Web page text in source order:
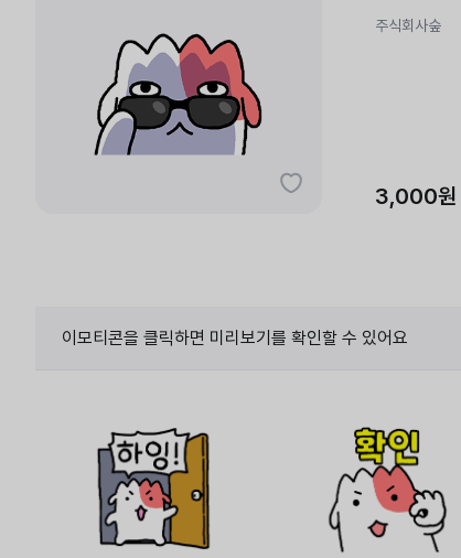
주식회사숲
3,000원
이모티콘을 클릭하면 미리보기를 확인할 수 있어요